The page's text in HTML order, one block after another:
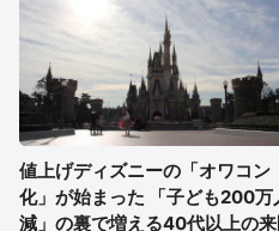
値上げディズニーの「オワコン
化」が始まった 「子ども200万
減」の裏で増える40代以上の